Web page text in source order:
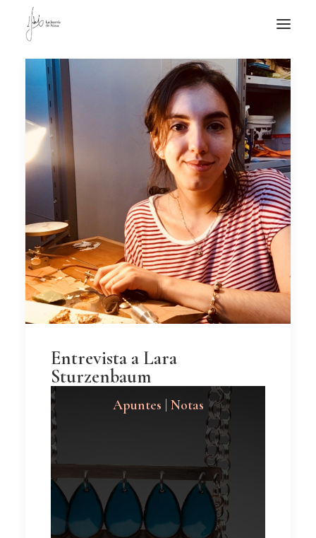
NOTICIAS DE JOYERÍA CONTEMPORÁNEA
NOVEDADES
DE VISITA
QUIÉN SOY
Entrevista a Lara
Sturzenbaum
Apuntes | Notas